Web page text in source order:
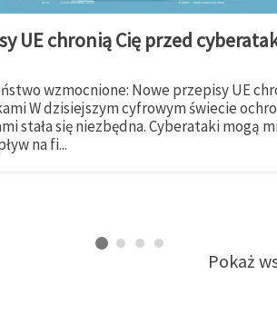
UE chronią Cię przed
wzmocnione: Nowe przepisy UE
W dzisiejszym cyfrowym świecie
stała się niezbędna. Cyberataki mogą
na fi...
Pokaż